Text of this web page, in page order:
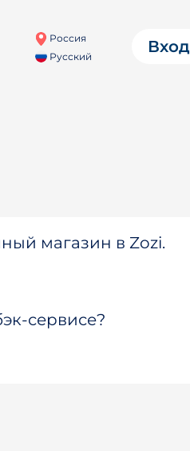
Россия
Русский
Вход
магазин в Zozi.
сервисе?